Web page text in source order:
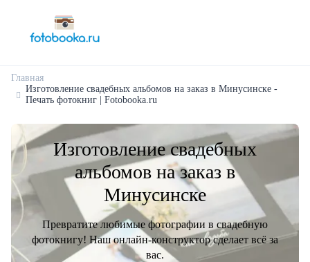
Главная
Изготовление свадебных альбомов на заказ в Минусинске -
Печать фотокниг | Fotobooka.ru
Изготовление свадебных
альбомов на заказ в
Минусинске
Превратите любимые фотографии в свадебную
фотокнигу! Наш онлайн-конструктор сделает всё за
вас.